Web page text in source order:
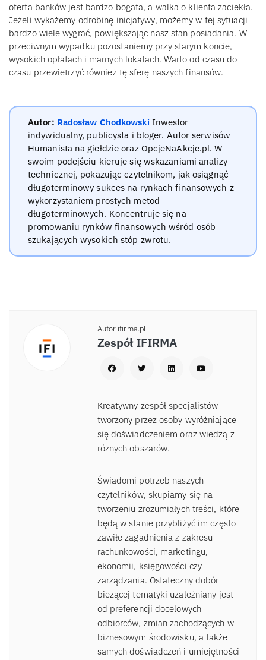
oferta banków jest bardzo bogata, a walka o klienta zaciekła.
Jeżeli wykażemy odrobinę inicjatywy, możemy w tej sytuacji
bardzo wiele wygrać, powiększając nasz stan posiadania. W
przeciwnym wypadku pozostaniemy przy starym koncie,
wysokich opłatach i marnych lokatach. Warto od czasu do
czasu przewietrzyć również tę sferę naszych finansów.
Autor: Radosław Chodkowski Inwestor
indywidualny, publicysta i bloger. Autor serwisów
Humanista na giełdzie oraz OpcjeNaAkcje.pl. W
swoim podejściu kieruje się wskazaniami analizy
technicznej, pokazując czytelnikom, jak osiągnąć
długoterminowy sukces na rynkach finansowych z
wykorzystaniem prostych metod
długoterminowych. Koncentruje się na
promowaniu rynków finansowych wśród osób
szukających wysokich stóp zwrotu.
Autor ifirma.pl
Zespół IFIRMA
Kreatywny zespół specjalistów
tworzony przez osoby wyróżniające
się doświadczeniem oraz wiedzą z
różnych obszarów.
Świadomi potrzeb naszych
czytelników, skupiamy się na
tworzeniu zrozumiałych treści, które
będą w stanie przybliżyć im często
zawiłe zagadnienia z zakresu
rachunkowości, marketingu,
ekonomii, księgowości czy
zarządzania. Ostateczny dobór
bieżącej tematyki uzależniany jest
od preferencji docelowych
odbiorców, zmian zachodzących w
biznesowym środowisku, a także
samych doświadczeń i umiejętności